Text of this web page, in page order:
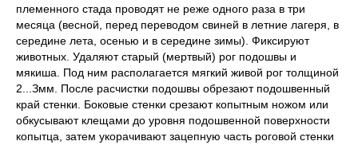
племенного стада проводят не реже одного раза в три
месяца (весной, перед переводом свиней в летние лагеря, в
середине лета, осенью и в середине зимы). Фиксируют
животных. Удаляют старый (мертвый) рог подошвы и
мякиша. Под ним располагается мягкий живой рог толщиной
2...Змм. После расчистки подошвы обрезают подошвенный
край стенки. Боковые стенки срезают копытным ножом или
обкусывают клещами до уровня подошвенной поверхности
копытца, затем укорачивают зацепную часть роговой стенки